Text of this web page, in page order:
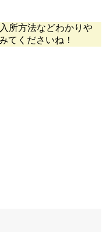
所方法などわかりや
てくださいね！